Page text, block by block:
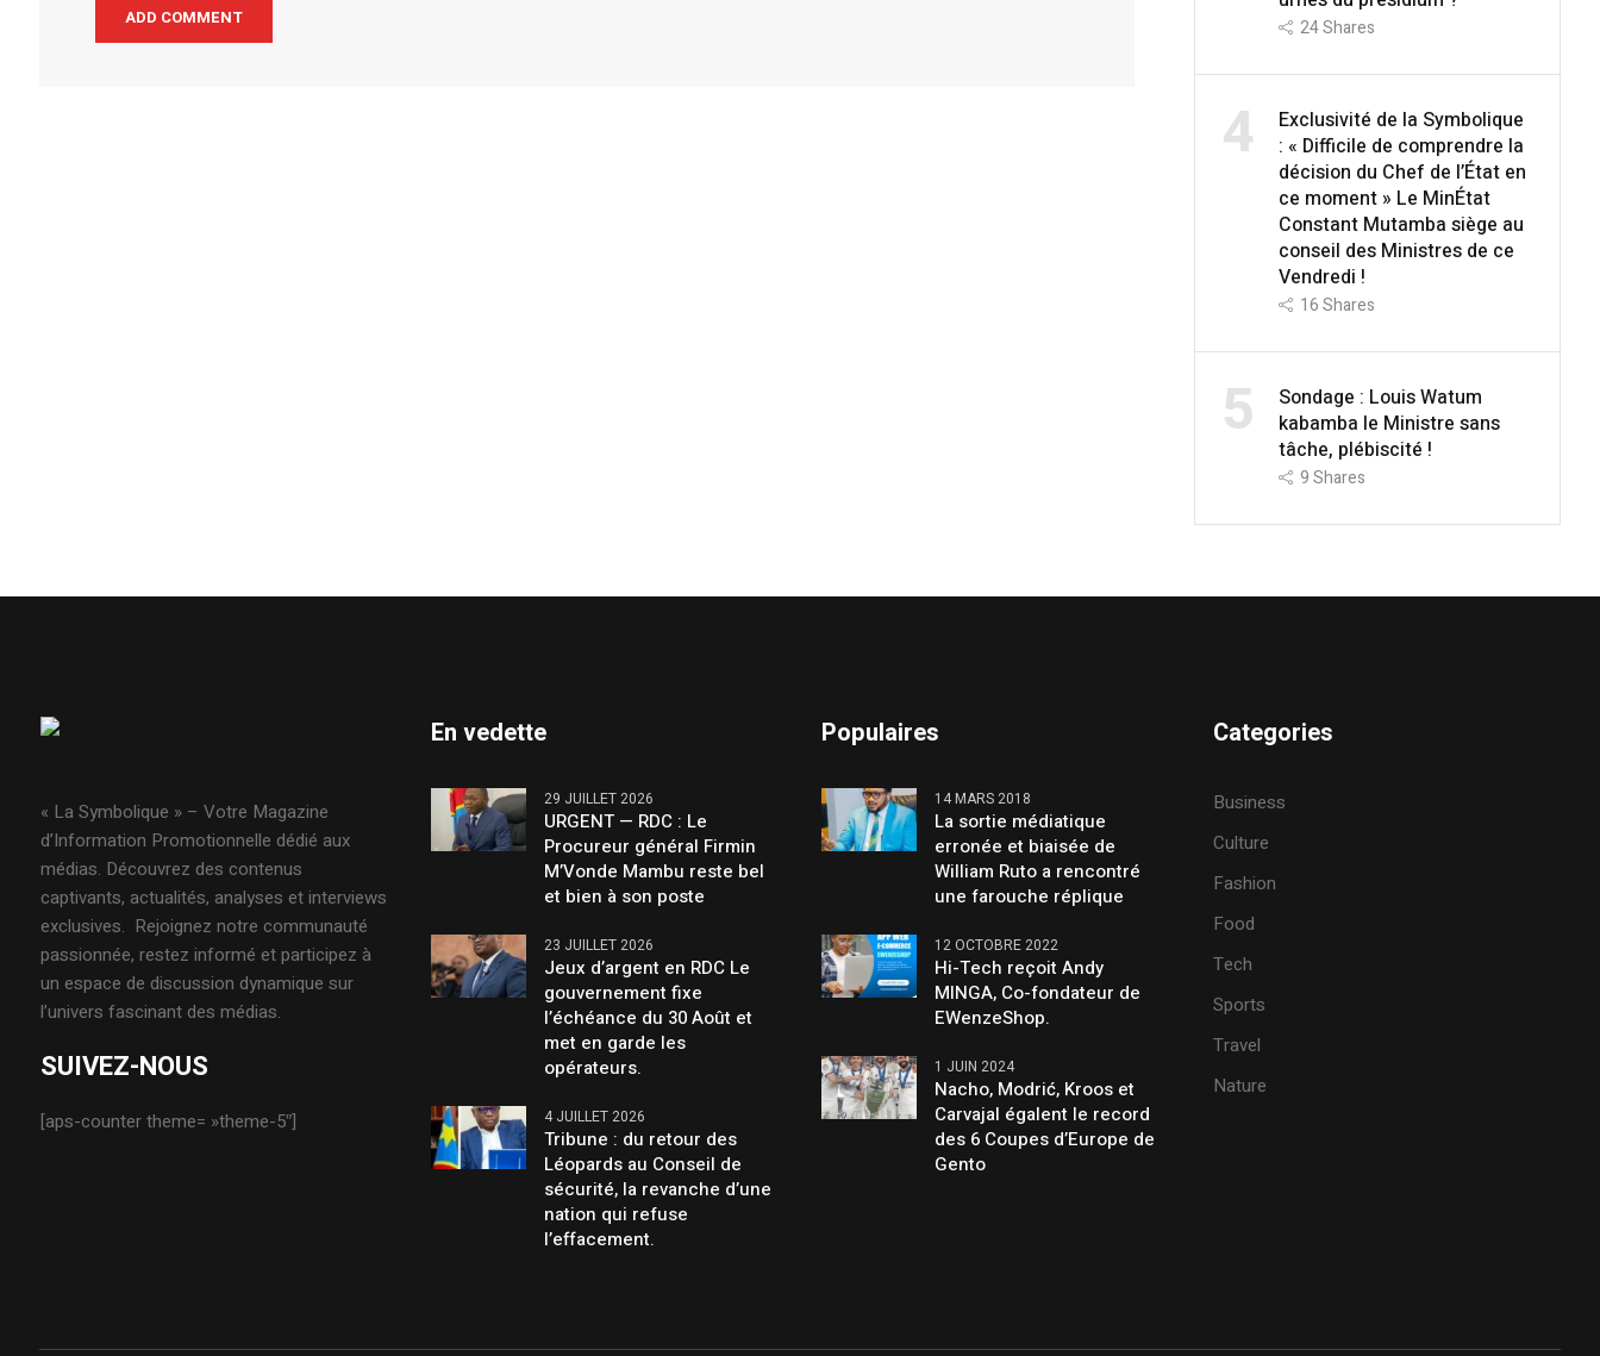
24Shares
4
Exclusivité de la Symbolique
: « Difficile de comprendre la
décision du Chef de l’État en
ce moment » Le MinÉtat
Constant Mutamba siège au
conseil des Ministres de ce
Vendredi !
16Shares
5
Sondage : Louis Watum
kabamba le Ministre sans
tâche, plébiscité !
9Shares
« La Symbolique » – Votre Magazine
d’Information Promotionnelle dédié aux
médias. Découvrez des contenus
captivants, actualités, analyses et interviews
exclusives. Rejoignez notre communauté
passionnée, restez informé et participez à
un espace de discussion dynamique sur
l’univers fascinant des médias.
SUIVEZ-NOUS
[aps-counter theme= »theme-5″]
En vedette
29 JUILLET 2026
URGENT — RDC : Le
Procureur général Firmin
M’Vonde Mambu reste bel
et bien à son poste
23 JUILLET 2026
Jeux d’argent en RDC Le
gouvernement fixe
l’échéance du 30 Août et
met en garde les
opérateurs.
4 JUILLET 2026
Tribune : du retour des
Léopards au Conseil de
sécurité, la revanche d’une
nation qui refuse
l’effacement.
Populaires
14 MARS 2018
La sortie médiatique
erronée et biaisée de
William Ruto a rencontré
une farouche réplique
12 OCTOBRE 2022
Hi-Tech reçoit Andy
MINGA, Co-fondateur de
EWenzeShop.
1 JUIN 2024
Nacho, Modrić, Kroos et
Carvajal égalent le record
des 6 Coupes d’Europe de
Gento
Categories
Business
Culture
Fashion
Food
Tech
Sports
Travel
Nature